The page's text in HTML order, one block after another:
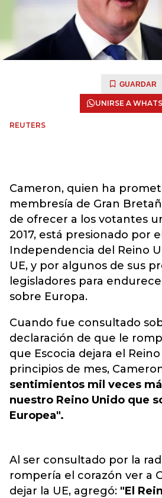
GUARDAR
UNIRSE A
REUTERS
Cameron, quien ha
membresía de Gran
de ofrecer a los votantes
2017, está presionado por
Independencia del Reino
UE, y por algunos de sus
legisladores para
sobre Europa.
Cuando fue consultado
declaración de que le
que Escocia dejara el
principios de mes,
sentimientos mil veces
nuestro Reino Unido que
Europea".
Al ser consultado por la
rompería el corazón ver a
dejar la UE, agregó: "El